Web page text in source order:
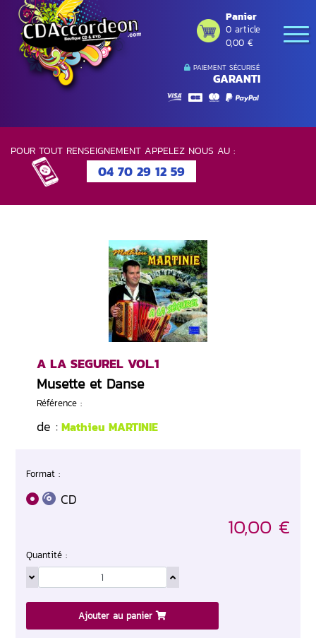
PAIEMENT SÉCURISÉ
GARANTI
Panier
0 article
0,00 €
POUR TOUT RENSEIGNEMENT APPELEZ NOUS AU :
04 70 29 12 59
A LA SEGUREL VOL.1
Musette et Danse
Référence :
de : Mathieu MARTINIE
Format :
CD
10,00 €
Quantité :
Ajouter au panier